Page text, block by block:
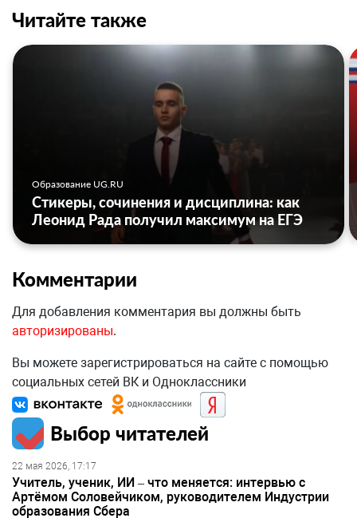
Читайте также
Образование UG.RU
Стикеры, сочинения и дисциплина: как
Леонид Рада получил максимум на ЕГЭ
Комментарии
Для добавления комментария вы должны быть
авторизированы.
Вы можете зарегистрироваться на сайте с помощью
социальных сетей ВК и Одноклассники
Выбор читателей
22 мая 2026, 17:17
Учитель, ученик, ИИ – что меняется: интервью с
Артёмом Соловейчиком, руководителем Индустрии
образования Сбера